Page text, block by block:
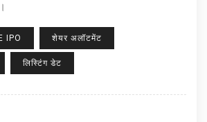
IPO शेयर अलॉटमेंट
लिस्टिंग डेट